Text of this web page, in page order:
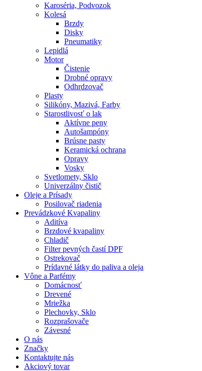
Karoséria, Podvozok
Kolesá
Brzdy
Disky
Pneumatiky
Lepidlá
Motor
Čistenie
Drobné opravy
Odhrdzovač
Plasty
Silikóny, Mazivá, Farby
Starostlivosť o lak
Aktívne peny
Autošampóny
Brúsne pasty
Keramická ochrana
Opravy
Vosky
Svetlomety, Sklo
Univerzálny čistič
Oleje a Prísady
Posilovač riadenia
Prevádzkové Kvapaliny
Aditíva
Brzdové kvapaliny
Chladič
Filter pevných častí DPF
Ostrekovač
Prídavné látky do paliva a oleja
Vône a Parfémy
Domácnosť
Drevené
Mriežka
Plechovky, Sklo
Rozprašovače
Závesné
O nás
Značky
Kontaktujte nás
Akciový tovar